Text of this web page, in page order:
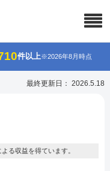
件以上※2026年8月時点
最終更新日： 2026.5.18
る収益を得ています。